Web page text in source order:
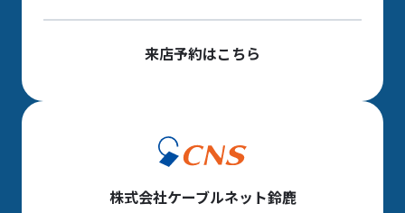
来店予約はこちら
株式会社ケーブルネット鈴鹿